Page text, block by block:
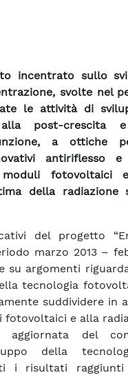
incentrato sullo
svolte nel
le attività di
post-crescita
a ottiche
antiriflesso
moduli fotovoltaici
della radiazione
del progetto
marzo 2013 –
su argomenti
tecnologia
suddividere in
e alla
aggiornata del
della
i risultati